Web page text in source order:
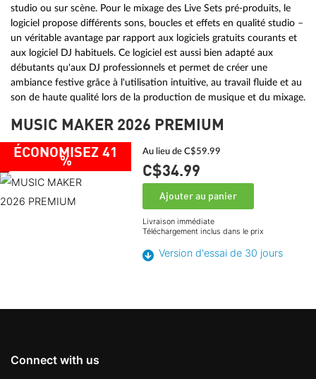
studio ou sur scène. Pour le mixage des Live Sets pré-produits, le
logiciel propose différents sons, boucles et effets en qualité studio –
un véritable avantage par rapport aux logiciels gratuits courants et
aux logiciel DJ habituels. Ce logiciel est aussi bien adapté aux
débutants qu'aux DJ professionnels et permet de créer une
ambiance festive grâce à l'utilisation intuitive, au travail fluide et au
son de haute qualité lors de la production de musique et du mixage.
MUSIC MAKER 2026 PREMIUM
ÉCONOMISEZ 41
%
Au lieu de C$59.99
C$34.99
Ajouter au panier
Livraison immédiate
Téléchargement inclus dans le prix
Version d'essai de 30 jours
Connect with us